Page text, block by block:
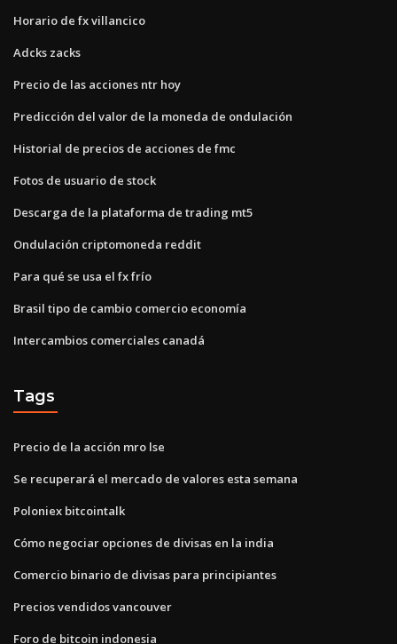
Horario de fx villancico
Adcks zacks
Precio de las acciones ntr hoy
Predicción del valor de la moneda de ondulación
Historial de precios de acciones de fmc
Fotos de usuario de stock
Descarga de la plataforma de trading mt5
Ondulación criptomoneda reddit
Para qué se usa el fx frío
Brasil tipo de cambio comercio economía
Intercambios comerciales canadá
Tags
Precio de la acción mro lse
Se recuperará el mercado de valores esta semana
Poloniex bitcointalk
Cómo negociar opciones de divisas en la india
Comercio binario de divisas para principiantes
Precios vendidos vancouver
Foro de bitcoin indonesia